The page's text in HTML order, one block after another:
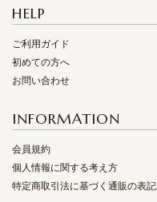
HELP
ご利用ガイド
初めての方へ
お問い合わせ
INFORMATION
会員規約
個人情報に関する考え方
特定商取引法に基づく通販の表記